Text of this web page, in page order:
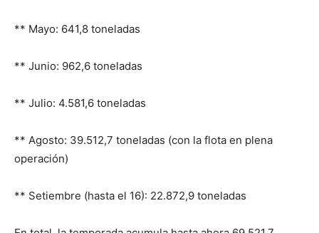
** Mayo: 641,8 toneladas
** Junio: 962,6 toneladas
** Julio: 4.581,6 toneladas
** Agosto: 39.512,7 toneladas (con la flota en plena
operación)
** Setiembre (hasta el 16): 22.872,9 toneladas